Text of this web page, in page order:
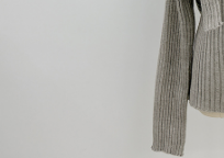
penilaian boleh diberikan.
【Penerangan Kaedah
1. Pembayaran ansuran tidak
"Pembayaran Ansuran Gogo"
pembayaran selepas tarikh
2. Melalui pautan SMS untuk
membayar melalui "Kod bar